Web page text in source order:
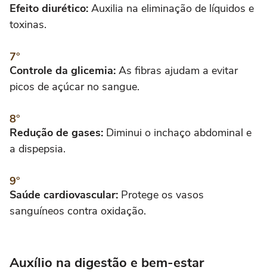
Efeito diurético: Auxilia na eliminação de líquidos e
toxinas.
Controle da glicemia: As fibras ajudam a evitar
picos de açúcar no sangue.
Redução de gases: Diminui o inchaço abdominal e
a dispepsia.
Saúde cardiovascular: Protege os vasos
sanguíneos contra oxidação.
Auxílio na digestão e bem-estar